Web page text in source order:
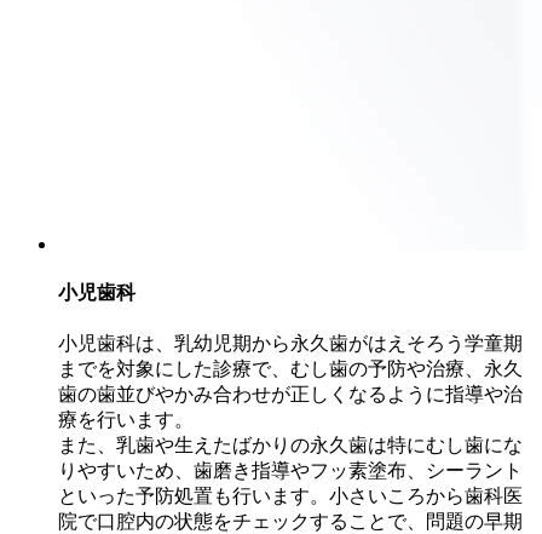
小児歯科
小児歯科は、乳幼児期から永久歯がはえそろう学童期
までを対象にした診療で、むし歯の予防や治療、永久
歯の歯並びやかみ合わせが正しくなるように指導や治
療を行います。
また、乳歯や生えたばかりの永久歯は特にむし歯にな
りやすいため、歯磨き指導やフッ素塗布、シーラント
といった予防処置も行います。小さいころから歯科医
院で口腔内の状態をチェックすることで、問題の早期